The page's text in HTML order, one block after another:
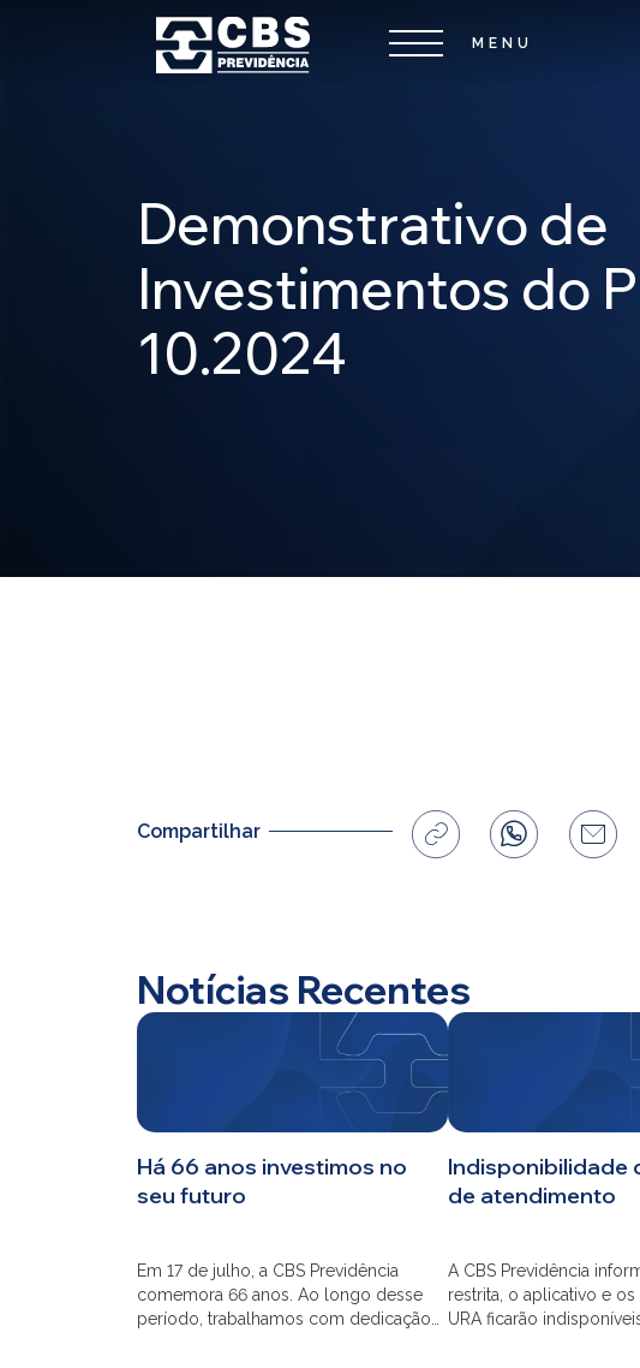
CBS
Planos
Investimentos
Demonstrativo de
Investimentos do
10.2024
Compartilhar
Notícias Recentes
Há 66 anos investimos no
seu futuro
Em 17 de julho, a CBS Previdência
comemora 66 anos. Ao longo desse
período, trabalhamos com dedicação
Indisponibilidade
de atendimento
A CBS Previdência
restrita, o aplicativo e
URA ficarão